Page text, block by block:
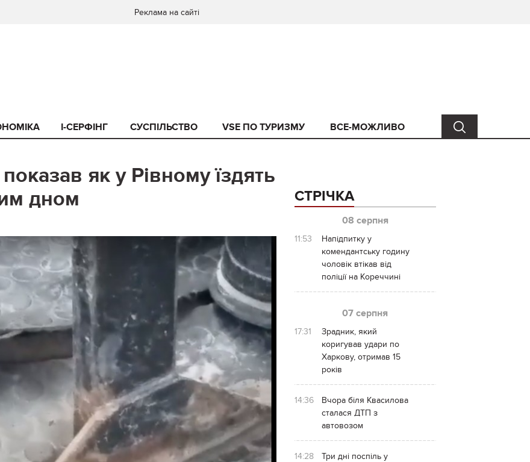
Реклама на сайті
I-СЕРФІНГ СУСПІЛЬСТВО VSE ПО ТУРИЗМУ ВСЕ-МОЖЛИВО
як у Рівному їздять
дном
СТРІЧКА
08 серпня
11:53
Напідпитку у
комендантську годину
чоловік втікав від
поліції на Кореччині
07 серпня
17:31
Зрадник, який
коригував удари по
Харкову, отримав 15
років
14:36
Вчора біля Квасилова
сталася ДТП з
автовозом
14:28
Три дні поспіль у